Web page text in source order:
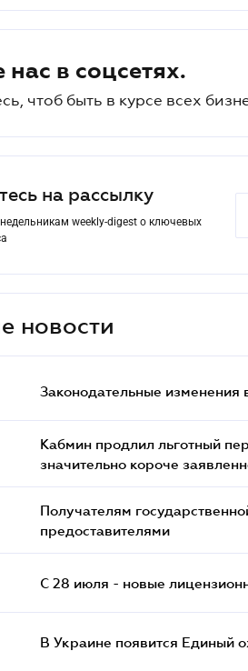
нас в соцсетях.
чтоб быть в курсе всех
на рассылку
weekly-digest о ключевых
новости
Законодательные изменения
Кабмин продлил льготный
значительно короче
Получателям
предоставителями
С 28 июля - новые
В Украине появится Единый